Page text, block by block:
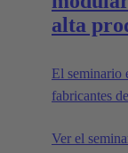
alta
El seminario
fabricantes
gemelos
Ver el